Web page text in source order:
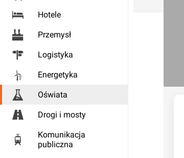
Hotele
Przemysł
Logistyka
Energetyka
Oświata
Drogi i mosty
Komunikacja
publiczna